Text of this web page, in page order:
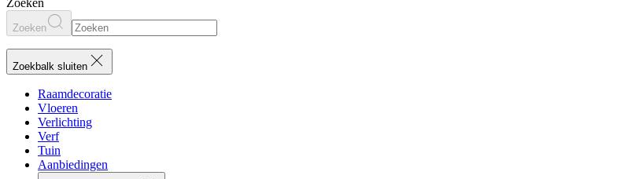
Zoeken
Zoeken
Zoekbalk sluiten
Raamdecoratie
Vloeren
Verlichting
Verf
Tuin
Aanbiedingen